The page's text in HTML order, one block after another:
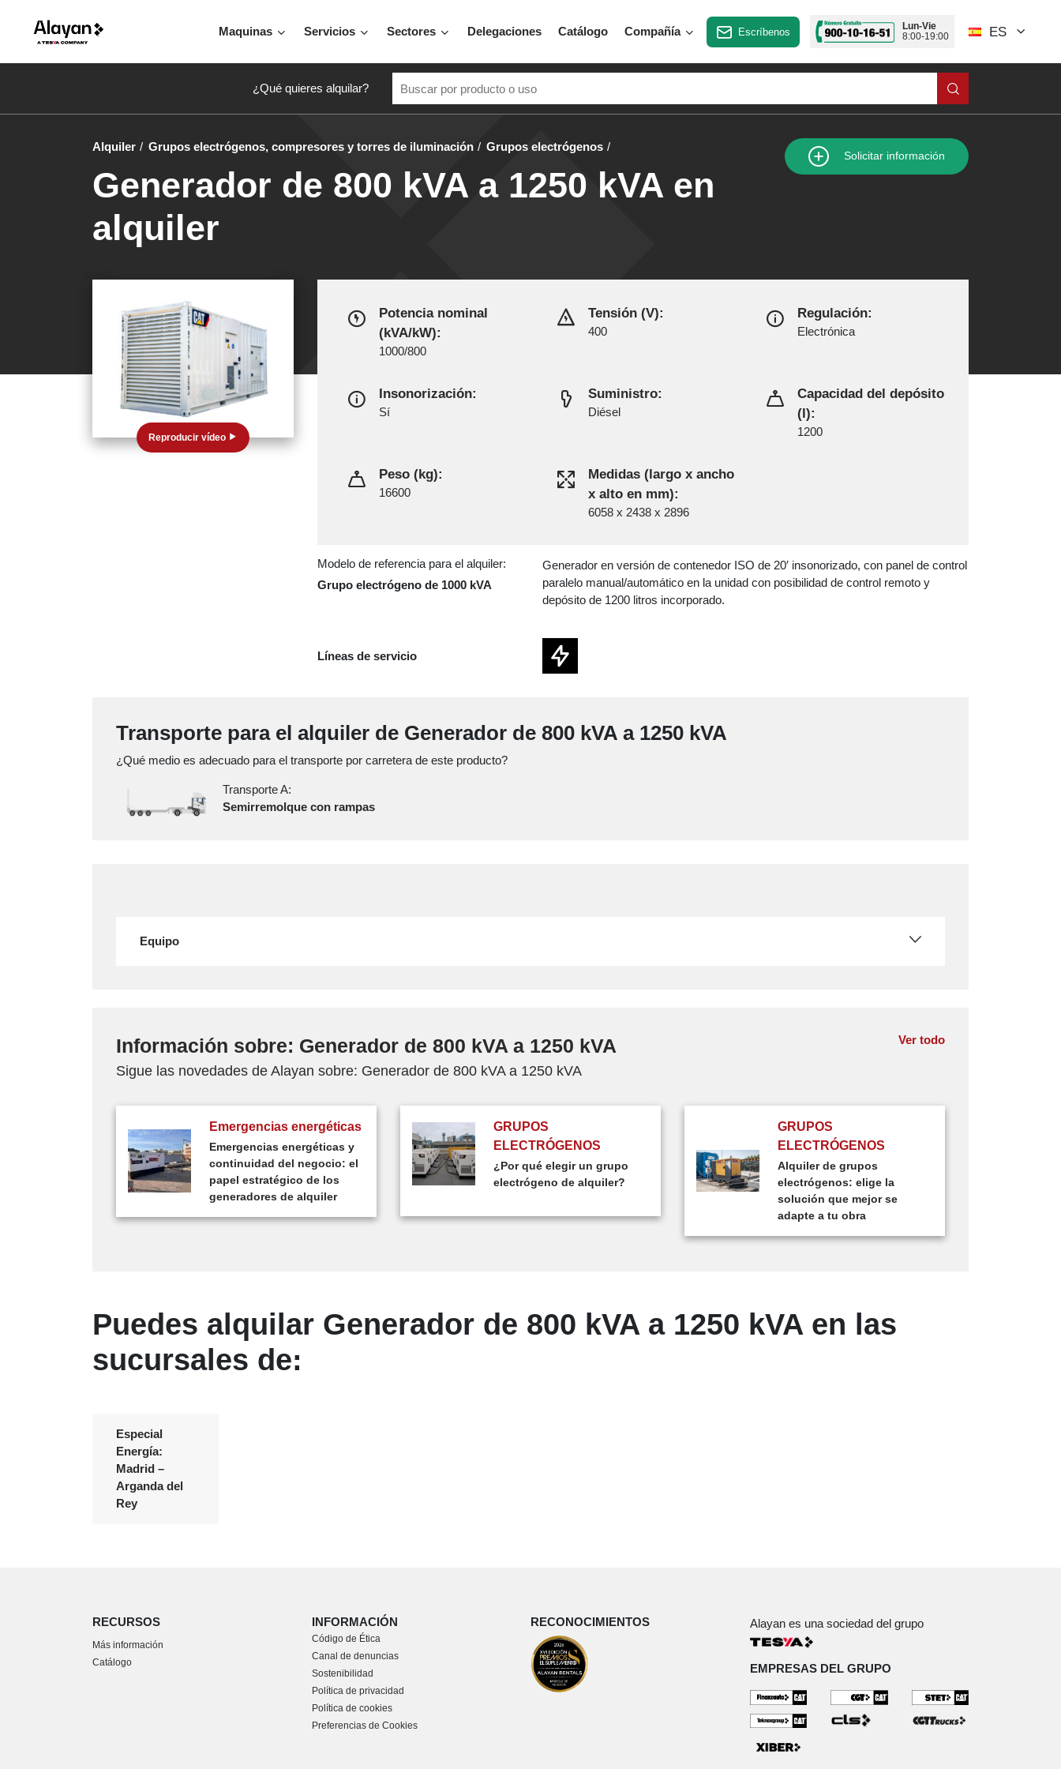
Maquinas Servicios Sectores Delegaciones Catálogo Compañía Escríbenos
Lun-Vie
8:00-19:00
ES
¿Qué quieres alquilar?
Alquiler Grupos electrógenos, compresores y torres de iluminación Grupos electrógenos
Generador de 800 kVA a 1250 kVA en
alquiler
Solicitar información
Reproducir vídeo
Potencia nominal
(kVA/kW):
1000/800
Tensión (V):
400
Regulación:
Electrónica
Insonorización:
Sí
Suministro:
Diésel
Capacidad del depósito
(l):
1200
Peso (kg):
16600
Medidas (largo x ancho
x alto en mm):
6058 x 2438 x 2896
Modelo de referencia para el alquiler:
Grupo electrógeno de 1000 kVA
Generador en versión de contenedor ISO de 20′ insonorizado, con panel de control
paralelo manual/automático en la unidad con posibilidad de control remoto y
depósito de 1200 litros incorporado.
Líneas de servicio
Transporte para el alquiler de Generador de 800 kVA a 1250 kVA
¿Qué medio es adecuado para el transporte por carretera de este producto?
Transporte A:
Semirremolque con rampas
Equipo
Información sobre: Generador de 800 kVA a 1250 kVA Ver todo
Sigue las novedades de Alayan sobre: Generador de 800 kVA a 1250 kVA
Emergencias energéticas
Emergencias energéticas y
continuidad del negocio: el
papel estratégico de los
generadores de alquiler
GRUPOS
ELECTRÓGENOS
¿Por qué elegir un grupo
electrógeno de alquiler?
GRUPOS
ELECTRÓGENOS
Alquiler de grupos
electrógenos: elige la
solución que mejor se
adapte a tu obra
Puedes alquilar Generador de 800 kVA a 1250 kVA en las
sucursales de:
Especial
Energía:
Madrid –
Arganda del
Rey
RECURSOS
Más información
Catálogo
INFORMACIÓN
Código de Ética
Canal de denuncias
Sostenibilidad
Política de privacidad
Política de cookies
Preferencias de Cookies
RECONOCIMIENTOS Alayan es una sociedad del grupo
EMPRESAS DEL GRUPO